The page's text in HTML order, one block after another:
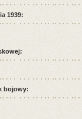
1939:
bojowy: